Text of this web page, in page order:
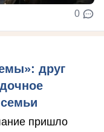
0
друг
пришло